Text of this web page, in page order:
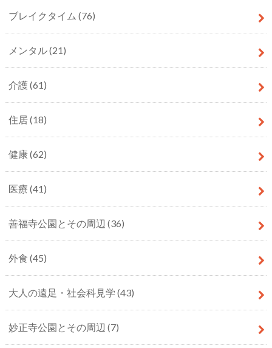
ブレイクタイム (76)
メンタル(21)
介護(61)
住居(18)
健康(62)
医療 (41)
善福寺公園とその周辺 (36)
外食 (45)
大人の遠足・社会科見学 (43)
妙正寺公園とその周辺 (7)